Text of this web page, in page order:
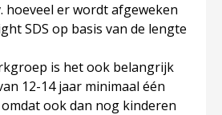
hoeveel er wordt afgeweken
SDS op basis van de lengte
is het ook belangrijk
12-14 jaar minimaal één
ook dan nog kinderen